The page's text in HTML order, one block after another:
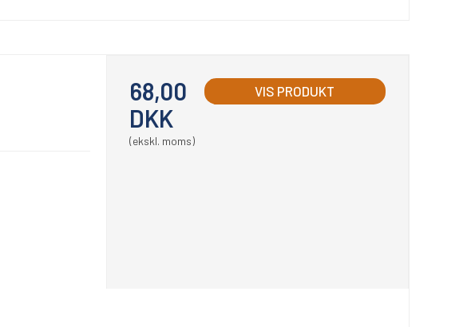
68,00
DKK
(ekskl. moms)
VIS PRODUKT